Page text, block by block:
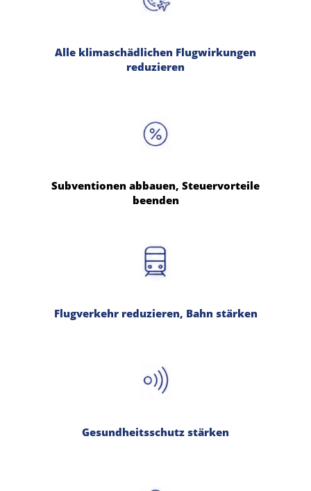
Alle klimaschädlichen Flugwirkungen
reduzieren
Subventionen abbauen, Steuervorteile
beenden
Flugverkehr reduzieren, Bahn stärken
Gesundheitsschutz stärken